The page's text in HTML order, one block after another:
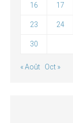
16 17
23 24
30
« Août Oct »